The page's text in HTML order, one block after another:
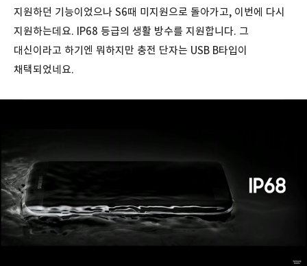
지원하던 기능이었으나 S6때 미지원으로 돌아가고, 이번에 다시
지원하는데요. IP68 등급의 생활 방수를 지원합니다. 그
대신이라고 하기엔 뭐하지만 충전 단자는 USB B타입이
채택되었네요.